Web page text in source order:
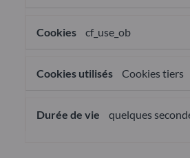
cf_use_ob
Cookies tiers
quelques